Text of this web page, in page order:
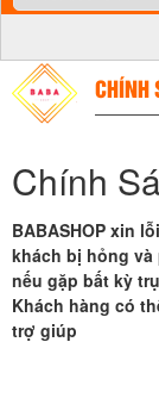
CHÍNH
Chính
BABASHOP xin
khách bị hỏng
nếu gặp bất kỳ
Khách hàng có
trợ giúp